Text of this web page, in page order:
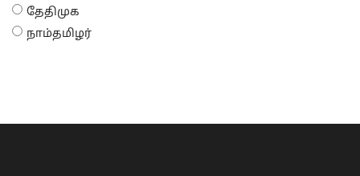
தேதிமுக
நாம்தமிழர்